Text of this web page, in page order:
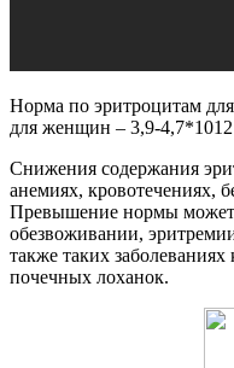
Норма по эритроцитам
для женщин – 3,9-4,7*1012
Снижения содержания
анемиях, кровотечениях,
Превышение нормы может
обезвоживании,
также таких
почечных лоханок.